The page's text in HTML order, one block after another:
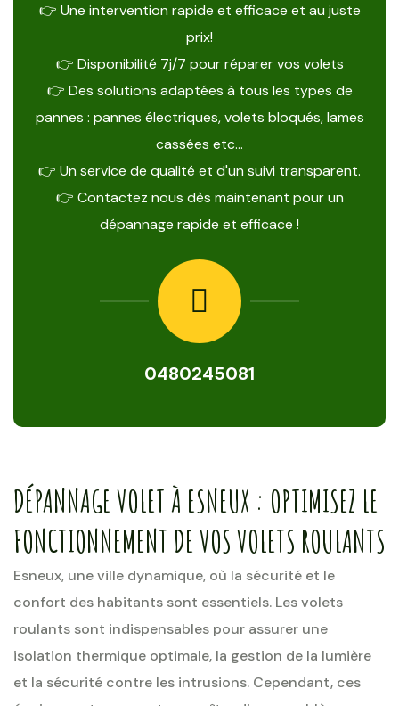
👉 Une intervention rapide et efficace et au juste
prix!
👉 Disponibilité 7j/7 pour réparer vos volets
👉 Des solutions adaptées à tous les types de
pannes : pannes électriques, volets bloqués, lames
cassées etc…
👉 Un service de qualité et d'un suivi transparent.
👉 Contactez nous dès maintenant pour un
dépannage rapide et efficace !
0480245081
DÉPANNAGE VOLET À ESNEUX : OPTIMISEZ LE
FONCTIONNEMENT DE VOS VOLETS ROULANTS
Esneux, une ville dynamique, où la sécurité et le
confort des habitants sont essentiels. Les volets
roulants sont indispensables pour assurer une
isolation thermique optimale, la gestion de la lumière
et la sécurité contre les intrusions. Cependant, ces